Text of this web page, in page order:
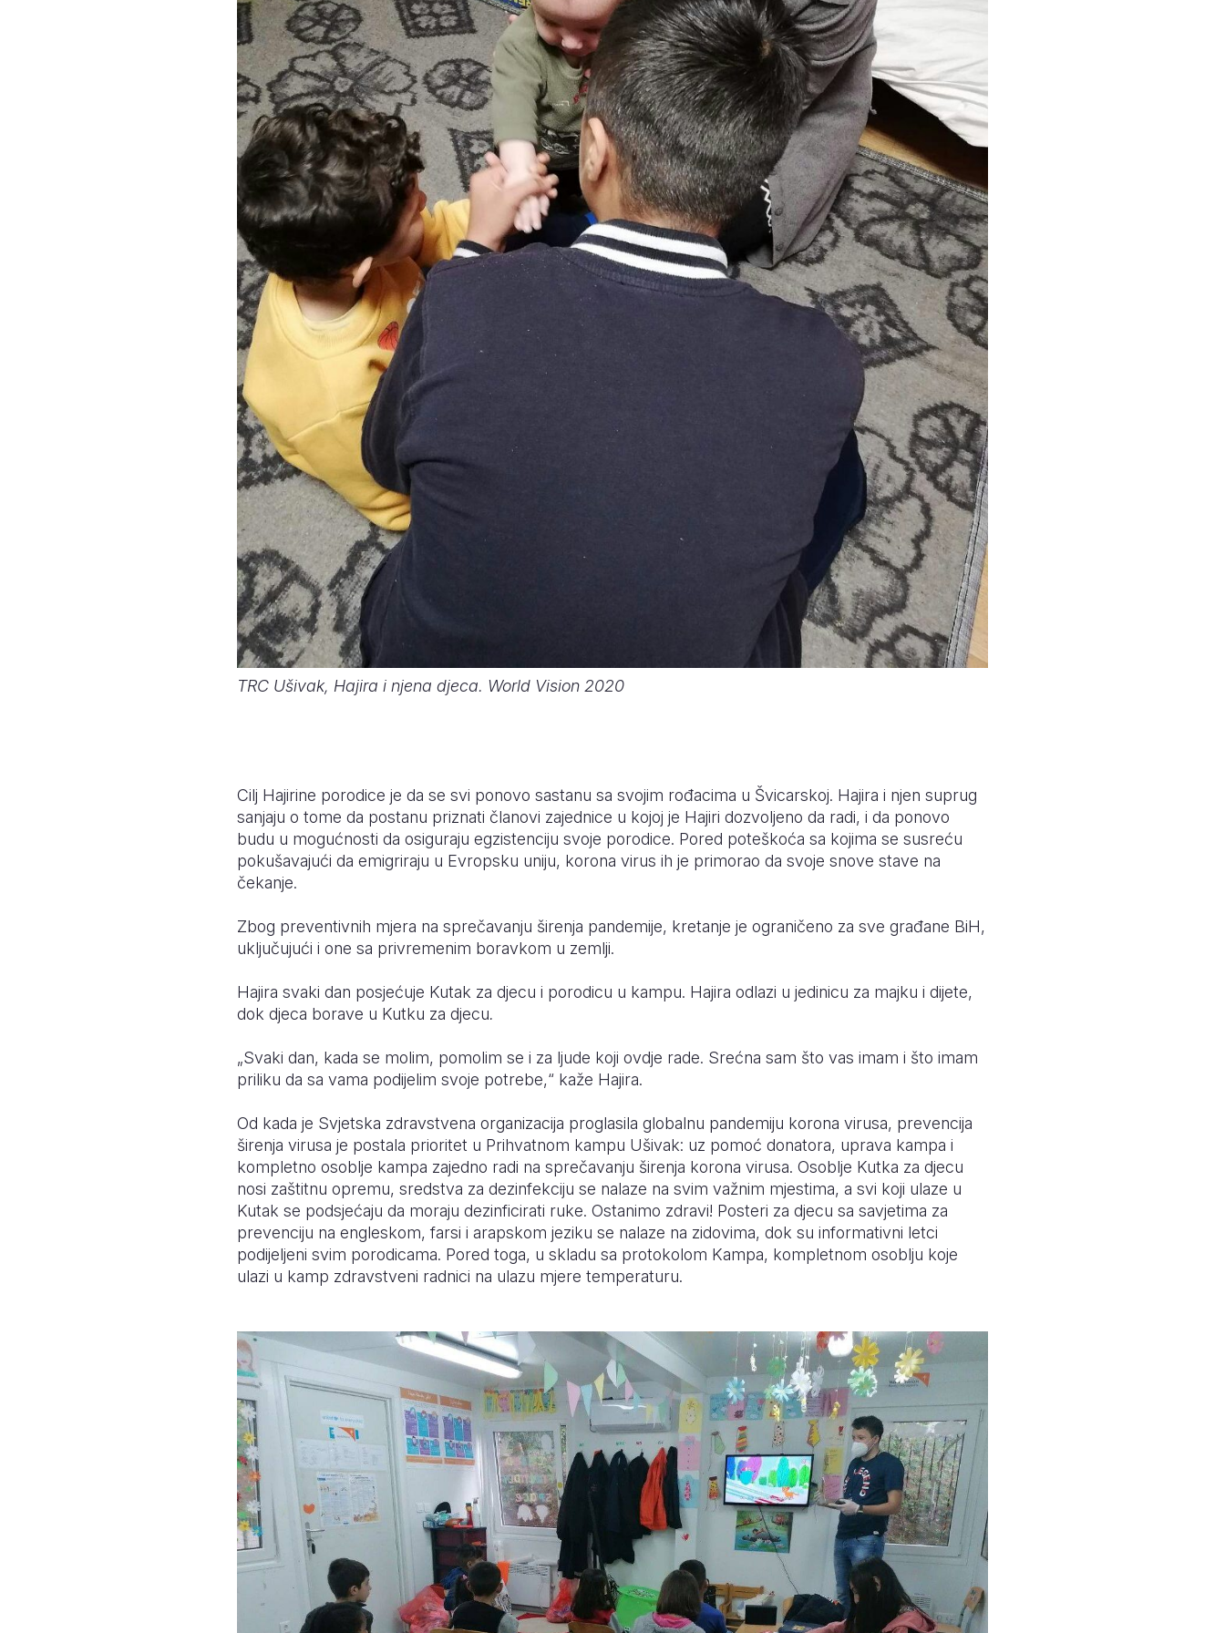
TRC Ušivak, Hajira i njena djeca. World Vision 2020
Cilj Hajirine porodice je da se svi ponovo sastanu sa svojim rođacima u Švicarskoj. Hajira i njen suprug
sanjaju o tome da postanu priznati članovi zajednice u kojoj je Hajiri dozvoljeno da radi, i da ponovo
budu u mogućnosti da osiguraju egzistenciju svoje porodice. Pored poteškoća sa kojima se susreću
pokušavajući da emigriraju u Evropsku uniju, korona virus ih je primorao da svoje snove stave na
čekanje.
Zbog preventivnih mjera na sprečavanju širenja pandemije, kretanje je ograničeno za sve građane BiH,
uključujući i one sa privremenim boravkom u zemlji.
Hajira svaki dan posjećuje Kutak za djecu i porodicu u kampu. Hajira odlazi u jedinicu za majku i dijete,
dok djeca borave u Kutku za djecu.
„Svaki dan, kada se molim, pomolim se i za ljude koji ovdje rade. Srećna sam što vas imam i što imam
priliku da sa vama podijelim svoje potrebe,“ kaže Hajira.
Od kada je Svjetska zdravstvena organizacija proglasila globalnu pandemiju korona virusa, prevencija
širenja virusa je postala prioritet u Prihvatnom kampu Ušivak: uz pomoć donatora, uprava kampa i
kompletno osoblje kampa zajedno radi na sprečavanju širenja korona virusa. Osoblje Kutka za djecu
nosi zaštitnu opremu, sredstva za dezinfekciju se nalaze na svim važnim mjestima, a svi koji ulaze u
Kutak se podsjećaju da moraju dezinficirati ruke. Ostanimo zdravi! Posteri za djecu sa savjetima za
prevenciju na engleskom, farsi i arapskom jeziku se nalaze na zidovima, dok su informativni letci
podijeljeni svim porodicama. Pored toga, u skladu sa protokolom Kampa, kompletnom osoblju koje
ulazi u kamp zdravstveni radnici na ulazu mjere temperaturu.